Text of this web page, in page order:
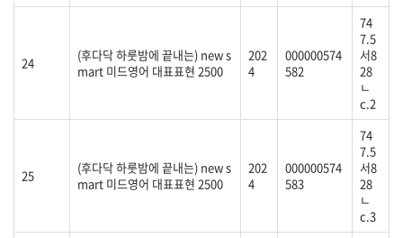
24
(후다닥 하룻밤에 끝내는) new s
mart 미드영어 대표표현 2500
202
4
000000574
582
74
7.5
서8
28
ㄴ
c.2
25
(후다닥 하룻밤에 끝내는) new s
mart 미드영어 대표표현 2500
202
4
000000574
583
74
7.5
서8
28
ㄴ
c.3